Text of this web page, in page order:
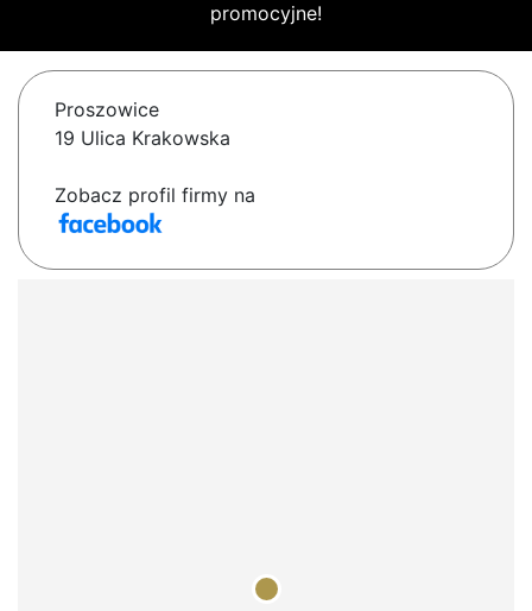
promocyjne!
Proszowice
19 Ulica Krakowska
Zobacz profil firmy na